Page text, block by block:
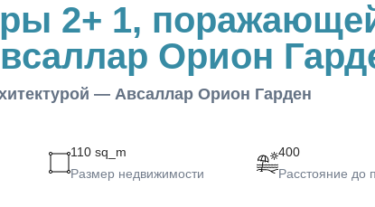
2+ 1,
Орион
— Авсаллар Орион Гарден
110 sq_m
Размер недвижимости
400
Расстояние до